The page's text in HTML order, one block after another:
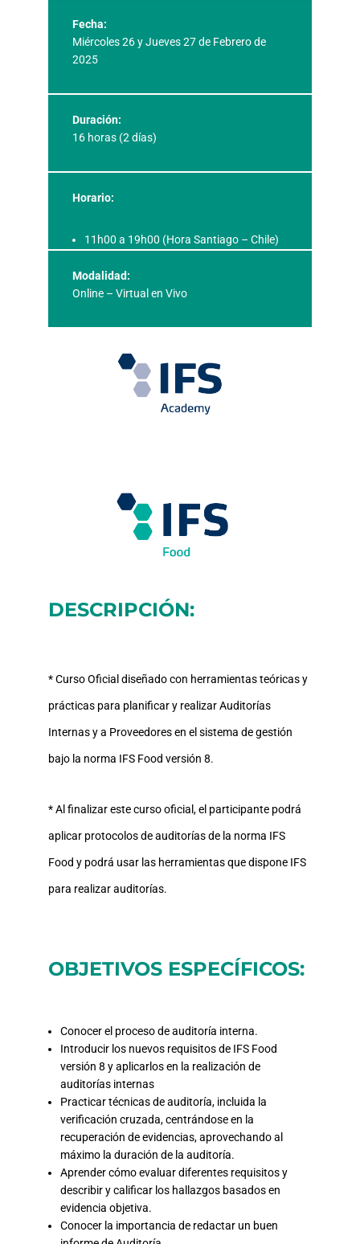
Fecha:
Miércoles 26 y Jueves 27 de Febrero de
2025
Duración:
16 horas (2 días)
Horario:
11h00 a 19h00 (Hora Santiago – Chile)
Modalidad:
Online – Virtual en Vivo
DESCRIPCIÓN:
* Curso Oficial diseñado con herramientas teóricas y
prácticas para planificar y realizar Auditorías
Internas y a Proveedores en el sistema de gestión
bajo la norma IFS Food versión 8.
* Al finalizar este curso oficial, el participante podrá
aplicar protocolos de auditorías de la norma IFS
Food y podrá usar las herramientas que dispone IFS
para realizar auditorías.
OBJETIVOS ESPECÍFICOS:
Conocer el proceso de auditoría interna.
Introducir los nuevos requisitos de IFS Food
versión 8 y aplicarlos en la realización de
auditorías internas
Practicar técnicas de auditoría, incluida la
verificación cruzada, centrándose en la
recuperación de evidencias, aprovechando al
máximo la duración de la auditoría.
Aprender cómo evaluar diferentes requisitos y
describir y calificar los hallazgos basados en
evidencia objetiva.
Conocer la importancia de redactar un buen